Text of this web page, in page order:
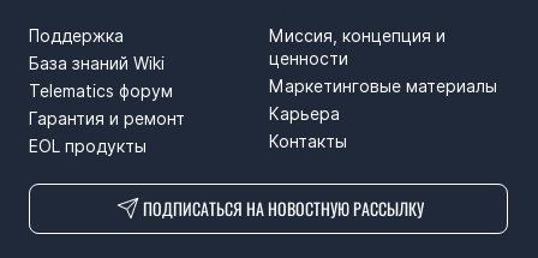
Миссия, концепция и
ценности
Маркетинговые материалы
Карьера
Контакты
Поддержка
База знаний Wiki
Telematics форум
Гарантия и ремонт
EOL продукты
ПОДПИСАТЬСЯ НА НОВОСТНУЮ РАССЫЛКУ